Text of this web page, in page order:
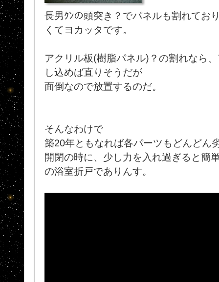
長男ｸﾝの頭突き？でパネルも割れて
くてヨカッタです。
アクリル板(樹脂パネル)？の割れなら
し込めば直りそうだが
面倒なので放置するのだ。
そんなわけで
築20年ともなれば各パーツもどんどん
開閉の時に、少し力を入れ過ぎると簡
の浴室折戸でありんす。